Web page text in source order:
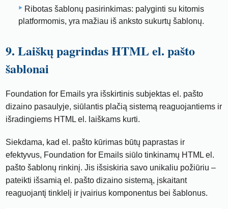
Ribotas šablonų pasirinkimas: palyginti su kitomis
platformomis, yra mažiau iš anksto sukurtų šablonų.
9. Laiškų pagrindas HTML el. pašto
šablonai
Foundation for Emails yra išskirtinis subjektas el. pašto
dizaino pasaulyje, siūlantis plačią sistemą reaguojantiems ir
išradingiems HTML el. laiškams kurti.
Siekdama, kad el. pašto kūrimas būtų paprastas ir
efektyvus, Foundation for Emails siūlo tinkinamų HTML el.
pašto šablonų rinkinį. Jis išsiskiria savo unikaliu požiūriu –
pateikti išsamią el. pašto dizaino sistemą, įskaitant
reaguojantį tinklelį ir įvairius komponentus bei šablonus.